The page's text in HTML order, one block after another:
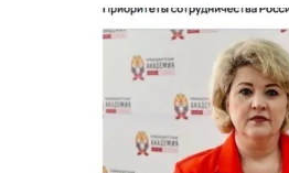
Chất lượng cuộc sống
Học trực tuyến
Hitech Công nghệ tương lai
Giao lưu trực tuyến